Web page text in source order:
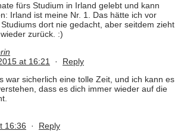
fürs Studium in Irland gelebt und kann
Irland ist meine Nr. 1. Das hätte ich vor
dort nie gedacht, aber seitdem zieht
zurück. :)
at 16:21 · Reply
war sicherlich eine tolle Zeit, und ich kann es
dass es dich immer wieder auf die
16:36 · Reply